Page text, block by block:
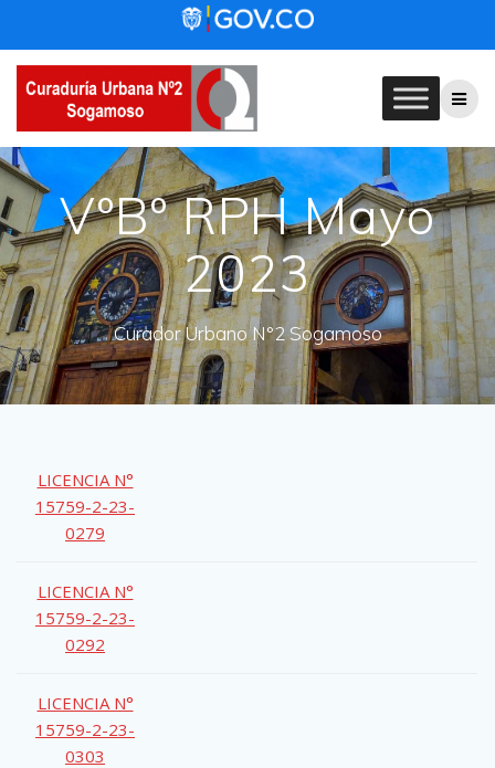
to
content
VºBº RPH Mayo
2023
Curador Urbano N°2 Sogamoso
LICENCIA N°
15759-2-23-
0279
LICENCIA N°
15759-2-23-
0292
LICENCIA N°
15759-2-23-
0303